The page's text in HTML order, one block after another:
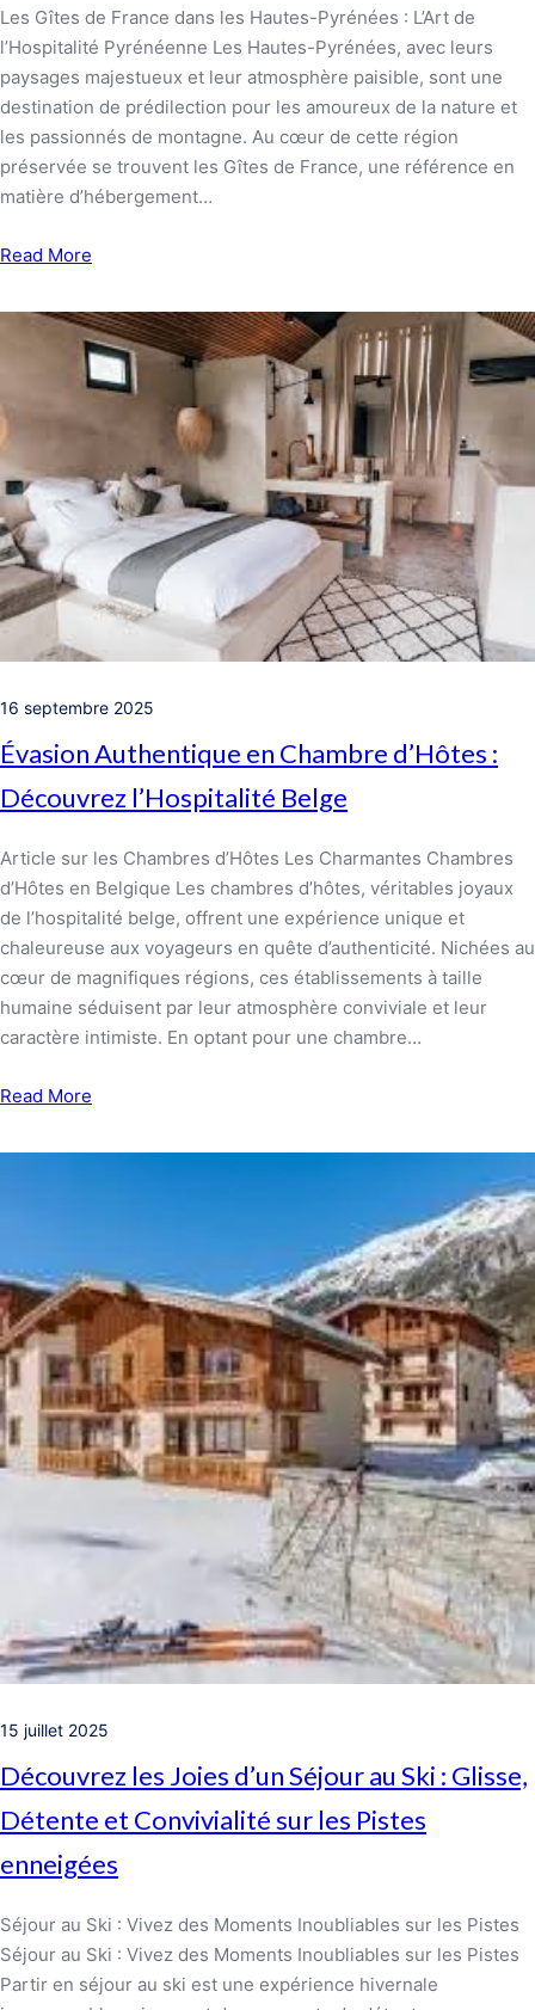
Les Gîtes de France dans les Hautes-Pyrénées : L’Art de
l’Hospitalité Pyrénéenne Les Hautes-Pyrénées, avec leurs
paysages majestueux et leur atmosphère paisible, sont une
destination de prédilection pour les amoureux de la nature et
les passionnés de montagne. Au cœur de cette région
préservée se trouvent les Gîtes de France, une référence en
matière d’hébergement…
Read More
16 septembre 2025
Évasion Authentique en Chambre d’Hôtes :
Découvrez l’Hospitalité Belge
Article sur les Chambres d’Hôtes Les Charmantes Chambres
d’Hôtes en Belgique Les chambres d’hôtes, véritables joyaux
de l’hospitalité belge, offrent une expérience unique et
chaleureuse aux voyageurs en quête d’authenticité. Nichées au
cœur de magnifiques régions, ces établissements à taille
humaine séduisent par leur atmosphère conviviale et leur
caractère intimiste. En optant pour une chambre…
Read More
15 juillet 2025
Découvrez les Joies d’un Séjour au Ski : Glisse,
Détente et Convivialité sur les Pistes
enneigées
Séjour au Ski : Vivez des Moments Inoubliables sur les Pistes
Séjour au Ski : Vivez des Moments Inoubliables sur les Pistes
Partir en séjour au ski est une expérience hivernale